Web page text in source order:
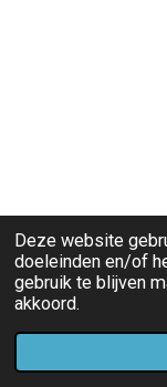
Deze website
doeleinden en/of
gebruik te blijven
akkoord.
© 2017 - 2026